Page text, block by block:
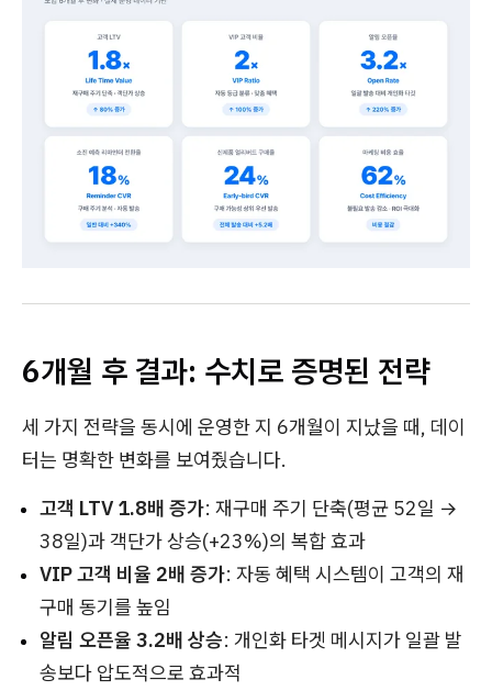
6개월 후 결과: 수치로 증명된 전략
세 가지 전략을 동시에 운영한 지 6개월이 지났을 때, 데이
터는 명확한 변화를 보여줬습니다.
고객 LTV 1.8배 증가: 재구매 주기 단축(평균 52일 →
38일)과 객단가 상승(+23%)의 복합 효과
VIP 고객 비율 2배 증가: 자동 혜택 시스템이 고객의 재
구매 동기를 높임
알림 오픈율 3.2배 상승: 개인화 타겟 메시지가 일괄 발
송보다 압도적으로 효과적